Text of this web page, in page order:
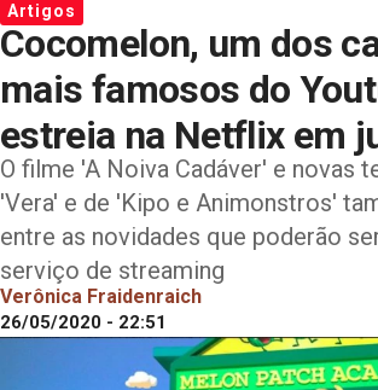
Artigos
Cocomelon, um dos
mais famosos do
estreia na Netflix em
O filme 'A Noiva Cadáver' e novas
'Vera' e de 'Kipo e Animonstros'
entre as novidades que poderão
serviço de streaming
Verônica Fraidenraich
26/05/2020 - 22:51